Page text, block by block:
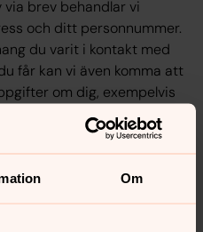
Om
brev behandlar vi
och ditt personnummer.
du varit i kontakt med
får kan vi även komma att
om dig, exempelvis
När du väljer att
dina sparade